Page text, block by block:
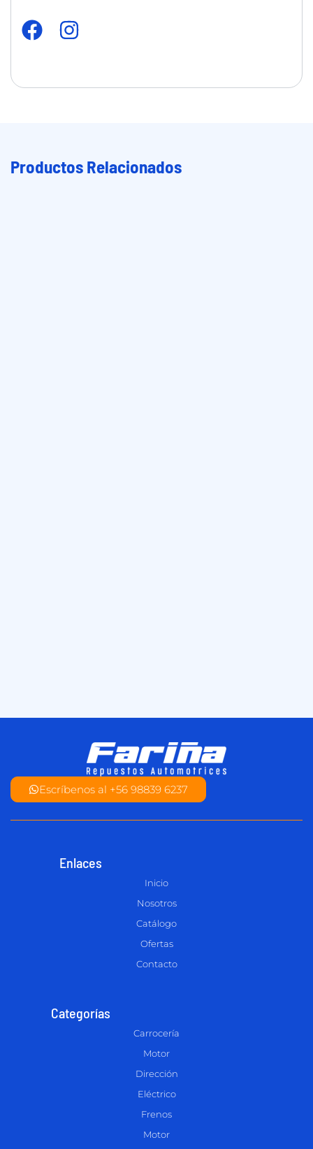
Productos Relacionados
Escríbenos al +56 98839 6237
Enlaces
Inicio
Nosotros
Catálogo
Ofertas
Contacto
Categorías
Carrocería
Motor
Dirección
Eléctrico
Frenos
Motor